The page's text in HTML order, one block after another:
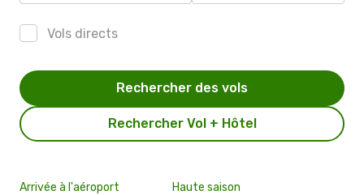
Vols directs
Rechercher Vol + Hôtel
Rechercher des vols
Arrivée à l'aéroport Haute saison